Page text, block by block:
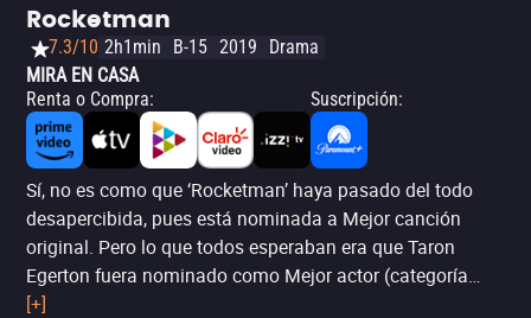
Rocketman
7.3/10 2h1min B-15 2019
Drama
MIRA EN CASA
Renta o Compra: Suscripción:
Sí, no es como que ‘Rocketman’ haya pasado del todo
desapercibida, pues está nominada a Mejor canción
original. Pero lo que todos esperaban era que Taron
Egerton fuera nominado como Mejor actor (categoría
donde sí triunfó en los Globos de Oro). Sin embargo, se
[+]